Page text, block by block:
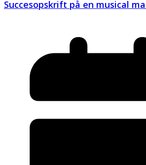
Succesopskrift på en musical